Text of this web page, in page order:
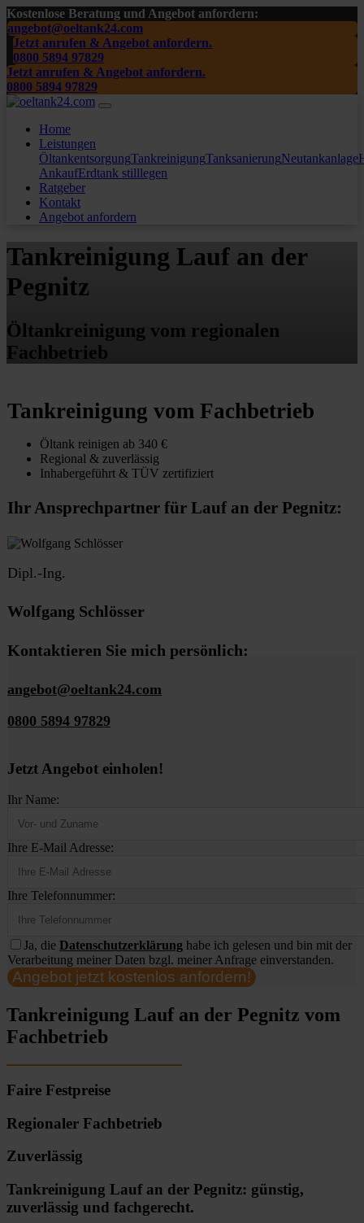
Kostenlose Beratung und Angebot anfordern:
angebot@oeltank24.com
Jetzt anrufen & Angebot anfordern.
0800 5894 97829
Jetzt anrufen & Angebot anfordern.
0800 5894 97829
Home
Leistungen
ÖltankentsorgungTankreinigungTanksanierungNeutankanlage
AnkaufErdtank stilllegen
Ratgeber
Kontakt
Angebot anfordern
Tankreinigung Lauf an der
Pegnitz
Öltankreinigung vom regionalen
Fachbetrieb
Tankreinigung vom Fachbetrieb
Öltank reinigen ab 340 €
Regional & zuverlässig
Inhabergeführt & TÜV zertifiziert
Ihr Ansprechpartner für Lauf an der Pegnitz:
Dipl.-Ing.
Wolfgang Schlösser
Kontaktieren Sie mich persönlich:
angebot@oeltank24.com
0800 5894 97829
Jetzt Angebot einholen!
Ihr Name:
Ihre E-Mail Adresse:
Ihre Telefonnummer:
Ja, die Datenschutzerklärung habe ich gelesen und bin mit der
Verarbeitung meiner Daten bzgl. meiner Anfrage einverstanden.
Angebot jetzt kostenlos anfordern!
Tankreinigung Lauf an der Pegnitz vom
Fachbetrieb
Faire Festpreise
Regionaler Fachbetrieb
Zuverlässig
Tankreinigung Lauf an der Pegnitz: günstig,
zuverlässig und fachgerecht.